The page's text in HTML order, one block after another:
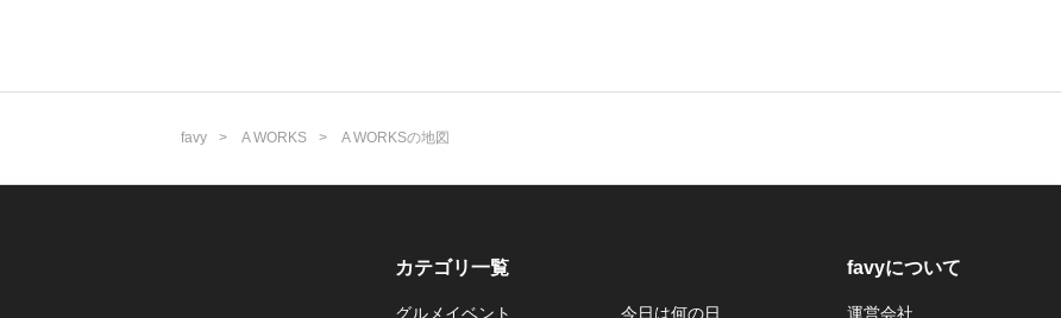
favy A WORKS A WORKSの地図
カテゴリ一覧
グルメイベント 今日は何の日
favyについて
運営会社